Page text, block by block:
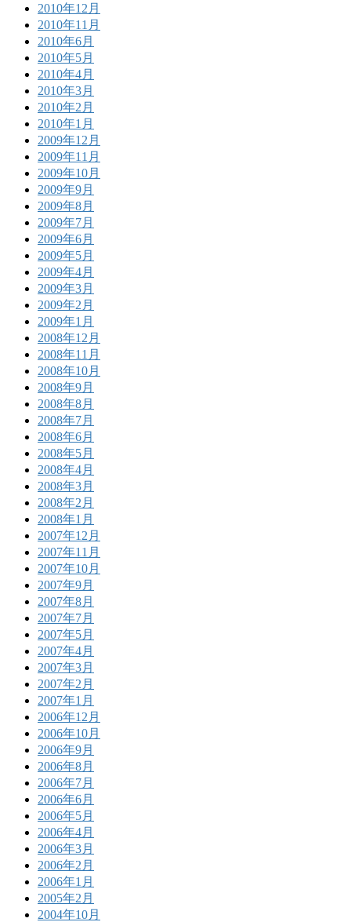
2010年12月
2010年11月
2010年6月
2010年5月
2010年4月
2010年3月
2010年2月
2010年1月
2009年12月
2009年11月
2009年10月
2009年9月
2009年8月
2009年7月
2009年6月
2009年5月
2009年4月
2009年3月
2009年2月
2009年1月
2008年12月
2008年11月
2008年10月
2008年9月
2008年8月
2008年7月
2008年6月
2008年5月
2008年4月
2008年3月
2008年2月
2008年1月
2007年12月
2007年11月
2007年10月
2007年9月
2007年8月
2007年7月
2007年5月
2007年4月
2007年3月
2007年2月
2007年1月
2006年12月
2006年10月
2006年9月
2006年8月
2006年7月
2006年6月
2006年5月
2006年4月
2006年3月
2006年2月
2006年1月
2005年2月
2004年10月